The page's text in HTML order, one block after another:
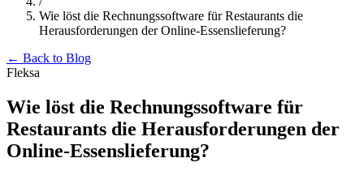
Wie löst die Rechnungssoftware für Restaurants die
Herausforderungen der Online-Essenslieferung?
← Back to Blog
Fleksa
Wie löst die Rechnungssoftware für
Restaurants die Herausforderungen der
Online-Essenslieferung?